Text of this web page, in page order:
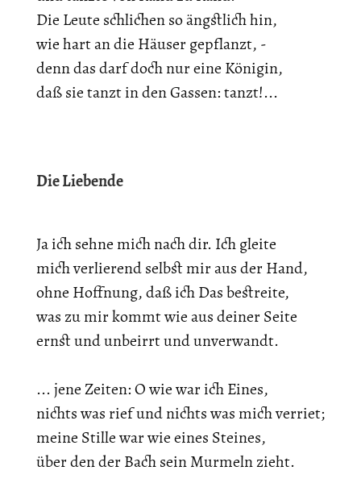
Die Leute schlichen so ängstlich hin,
wie hart an die Häuser gepflanzt, -
denn das darf doch nur eine Königin,
daß sie tanzt in den Gassen: tanzt!...
Die Liebende
Ja ich sehne mich nach dir. Ich gleite
mich verlierend selbst mir aus der Hand,
ohne Hoffnung, daß ich Das bestreite,
was zu mir kommt wie aus deiner Seite
ernst und unbeirrt und unverwandt.
... jene Zeiten: O wie war ich Eines,
nichts was rief und nichts was mich verriet;
meine Stille war wie eines Steines,
über den der Bach sein Murmeln zieht.